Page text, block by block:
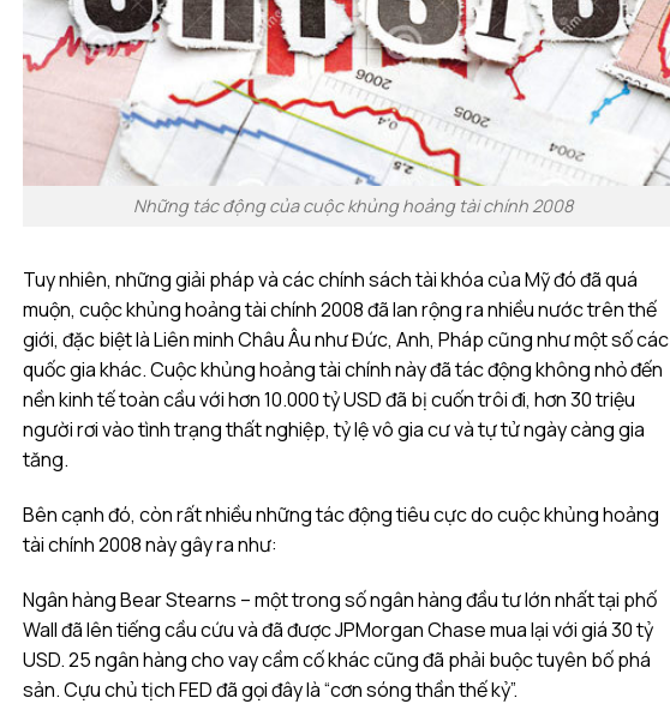
Những tác động của cuộc khủng hoảng tài chính 2008
Tuy nhiên, những giải pháp và các chính sách tài khóa của Mỹ đó đã quá
muộn, cuộc khủng hoảng tài chính 2008 đã lan rộng ra nhiều nước trên thế
giới, đặc biệt là Liên minh Châu Âu như Đức, Anh, Pháp cũng như một số các
quốc gia khác. Cuộc khủng hoảng tài chính này đã tác động không nhỏ đến
nền kinh tế toàn cầu với hơn 10.000 tỷ USD đã bị cuốn trôi đi, hơn 30 triệu
người rơi vào tình trạng thất nghiệp, tỷ lệ vô gia cư và tự tử ngày càng gia
tăng.
Bên cạnh đó, còn rất nhiều những tác động tiêu cực do cuộc khủng hoảng
tài chính 2008 này gây ra như:
Ngân hàng Bear Stearns – một trong số ngân hàng đầu tư lớn nhất tại phố
Wall đã lên tiếng cầu cứu và đã được JPMorgan Chase mua lại với giá 30 tỷ
USD. 25 ngân hàng cho vay cầm cố khác cũng đã phải buộc tuyên bố phá
sản. Cựu chủ tịch FED đã gọi đây là “cơn sóng thần thế kỷ”.